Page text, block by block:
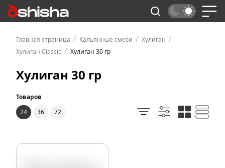
Главная страница / Кальянные смеси / Хулиган /
Хулиган Classic / Хулиган 30 гр
Хулиган 30 гр
Товаров
24
36 72